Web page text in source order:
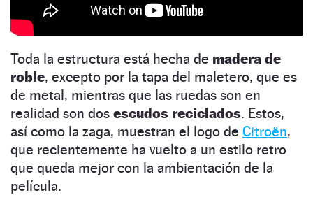
Toda la estructura está hecha de madera de
roble, excepto por la tapa del maletero, que es
de metal, mientras que las ruedas son en
realidad son dos escudos reciclados. Estos,
así como la zaga, muestran el logo de Citroën,
que recientemente ha vuelto a un estilo retro
que queda mejor con la ambientación de la
película.